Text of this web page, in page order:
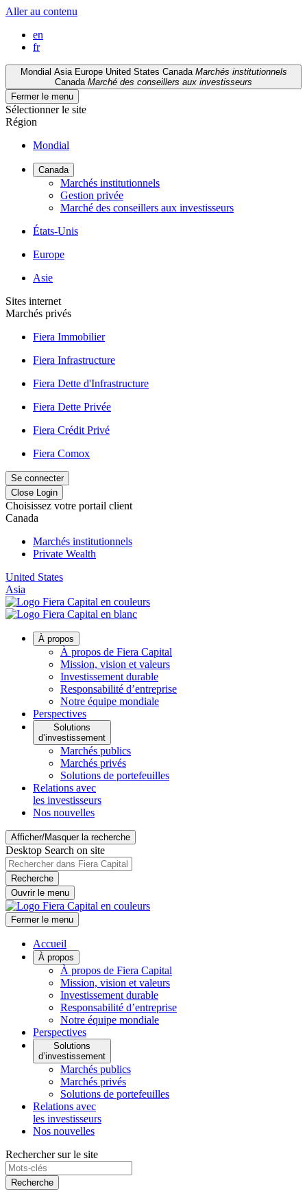
Aller au contenu
en
fr
Mondial Asia Europe United States Canada Marchés institutionnels
Canada Marché des conseillers aux investisseurs
Fermer le menu
Sélectionner le site
Région
Mondial
Canada
Marchés institutionnels
Gestion privée
Marché des conseillers aux investisseurs
États-Unis
Europe
Asie
Sites internet
Marchés privés
Fiera Immobilier
Fiera Infrastructure
Fiera Dette d'Infrastructure
Fiera Dette Privée
Fiera Crédit Privé
Fiera Comox
Se connecter
Close Login
Choisissez votre portail client
Canada
Marchés institutionnels
Private Wealth
United States
Asia
À propos
À propos de Fiera Capital
Mission, vision et valeurs
Investissement durable
Responsabilité d’entreprise
Notre équipe mondiale
Perspectives
Solutions
d’investissement
Marchés publics
Marchés privés
Solutions de portefeuilles
Relations avec
les investisseurs
Nos nouvelles
Afficher/Masquer la recherche
Desktop Search on site
Recherche
Ouvrir le menu
Fermer le menu
Accueil
À propos
À propos de Fiera Capital
Mission, vision et valeurs
Investissement durable
Responsabilité d’entreprise
Notre équipe mondiale
Perspectives
Solutions
d’investissement
Marchés publics
Marchés privés
Solutions de portefeuilles
Relations avec
les investisseurs
Nos nouvelles
Rechercher sur le site
Recherche